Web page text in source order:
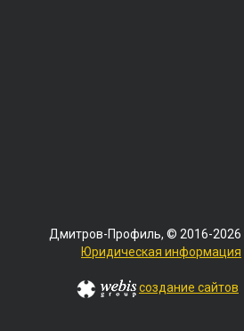
Дмитров-Профиль, © 2016-2026
Юридическая информация
создание сайтов